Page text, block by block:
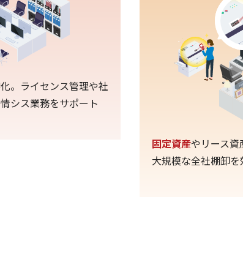
。ライセンス管理や社
シス業務をサポート
固定資産やリース資
大規模な全社棚卸